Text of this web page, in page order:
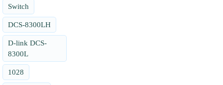
Switch
DCS-8300LH
D-link DCS-
8300L
1028